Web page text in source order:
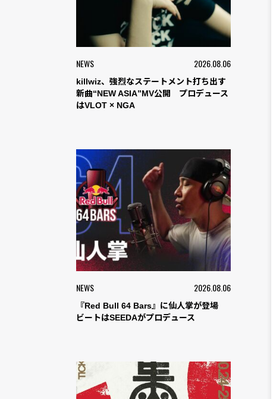
NEWS 2026.08.06
killwiz、強烈なステートメント打ち出す
新曲“NEW ASIA”MV公開 プロデュース
はVLOT × NGA
NEWS 2026.08.06
『Red Bull 64 Bars』に仙人掌が登場
ビートはSEEDAがプロデュース